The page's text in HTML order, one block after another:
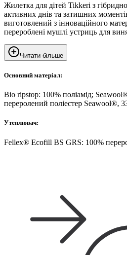
Жилетка для дітей Tikkeri з
активних днів та затишних
виготовлений з інноваційного
перероблені мушлі устриць для
Читати більше
Основний матеріал:
Bio ripstop: 100% поліамід;
переролений поліестер Seawool®,
Утеплювач:
Fellex® Ecofill BS GRS: 100%